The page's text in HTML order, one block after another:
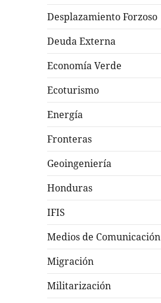
Desplazamiento Forzoso
Deuda Externa
Economía Verde
Ecoturismo
Energía
Fronteras
Geoingeniería
Honduras
IFIS
Medios de Comunicación
Migración
Militarización